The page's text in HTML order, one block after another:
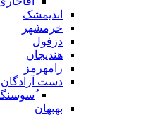
اندیمشک
خرمشهر
دزفول
هندیجان
رامهرمز
دست آزادگان
ُسوسنگرد
بهبهان